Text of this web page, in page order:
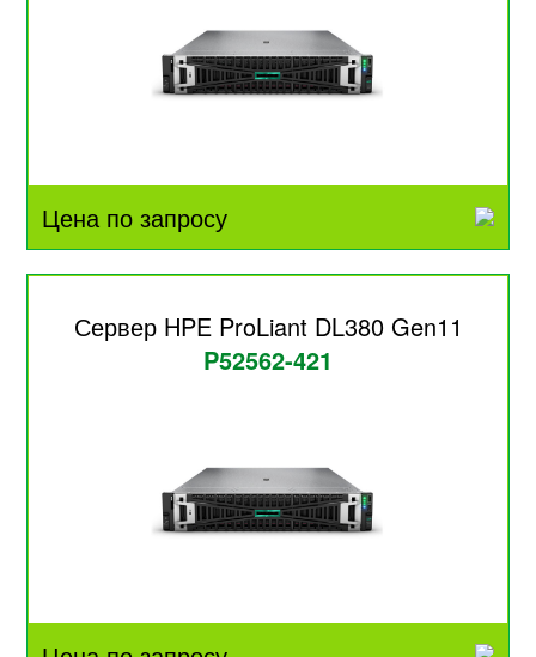
Цена по запросу
Сервер HPE ProLiant DL380 Gen11
P52562-421